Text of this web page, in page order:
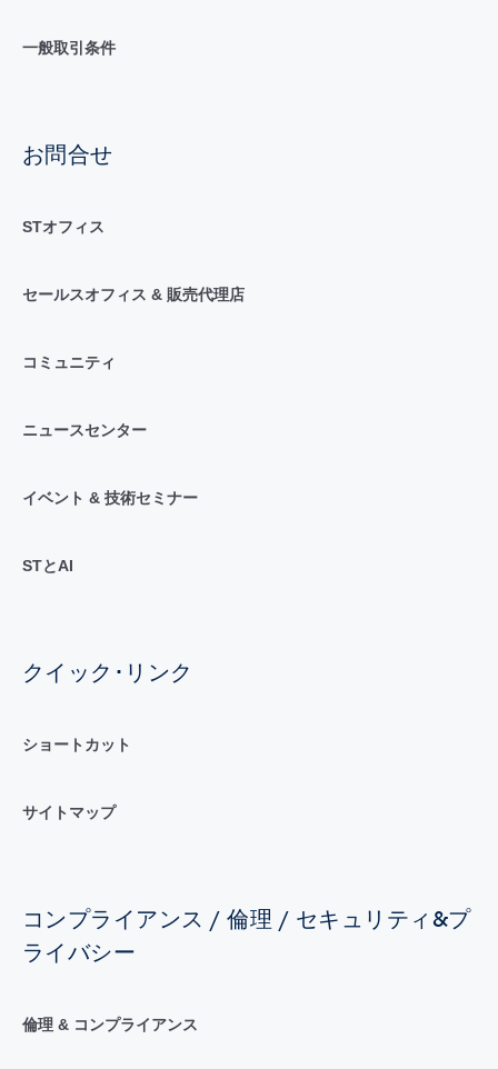
一般取引条件
お問合せ
STオフィス
セールスオフィス & 販売代理店
コミュニティ
ニュースセンター
イベント & 技術セミナー
STとAI
クイック･リンク
ショートカット
サイトマップ
コンプライアンス / 倫理 / セキュリティ&プ
ライバシー
倫理 & コンプライアンス